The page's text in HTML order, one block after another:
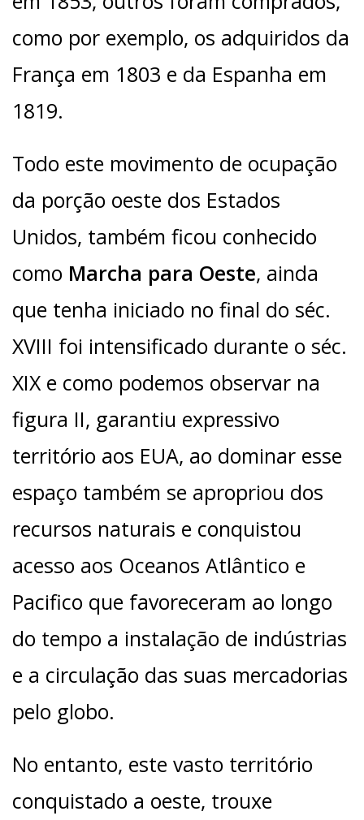
como por exemplo, os adquiridos da
França em 1803 e da Espanha em
1819.
Todo este movimento de ocupação
da porção oeste dos Estados
Unidos, também ficou conhecido
como Marcha para Oeste, ainda
que tenha iniciado no final do séc.
XVIII foi intensificado durante o séc.
XIX e como podemos observar na
figura II, garantiu expressivo
território aos EUA, ao dominar esse
espaço também se apropriou dos
recursos naturais e conquistou
acesso aos Oceanos Atlântico e
Pacifico que favoreceram ao longo
do tempo a instalação de indústrias
e a circulação das suas mercadorias
pelo globo.
No entanto, este vasto território
conquistado a oeste, trouxe